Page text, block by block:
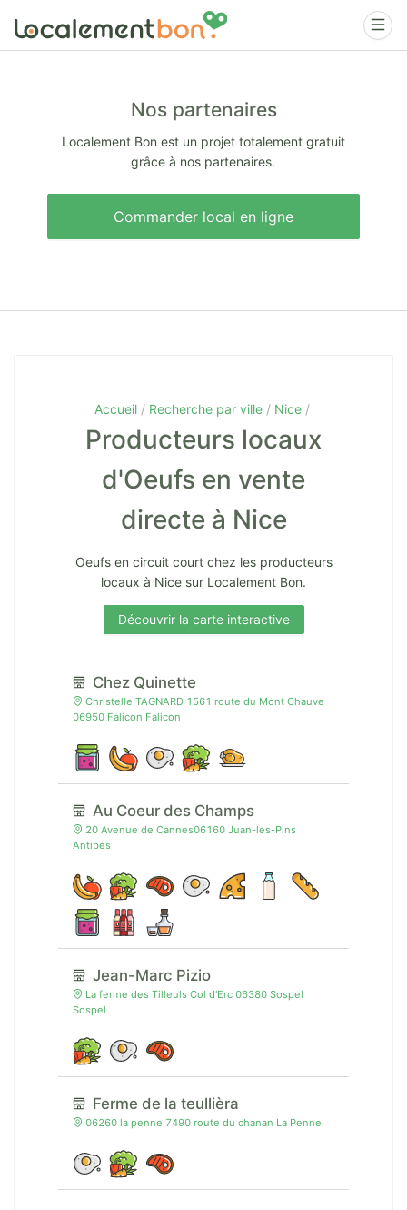
Nos partenaires
Localement Bon est un projet totalement gratuit
grâce à nos partenaires.
Commander local en ligne
Accueil Recherche par ville Nice
Producteurs locaux
d'Oeufs en vente
directe à Nice
Oeufs en circuit court chez les producteurs
locaux à Nice sur Localement Bon.
Découvrir la carte interactive
Chez Quinette
Christelle TAGNARD 1561 route du Mont Chauve
06950 Falicon Falicon
Au Coeur des Champs
20 Avenue de Cannes06160 Juan-les-Pins
Antibes
Jean-Marc Pizio
La ferme des Tilleuls Col d'Erc 06380 Sospel
Sospel
Ferme de la teullièra
06260 la penne 7490 route du chanan La Penne